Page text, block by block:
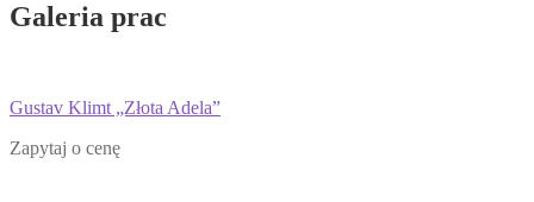
Galeria prac
Gustav Klimt „Złota Adela”
Zapytaj o cenę